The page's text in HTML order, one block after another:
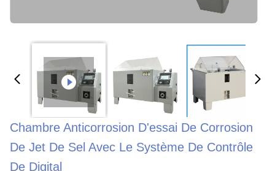
Chambre Anticorrosion D'essai De Corrosion
De Jet De Sel Avec Le Système De Contrôle
De Digital